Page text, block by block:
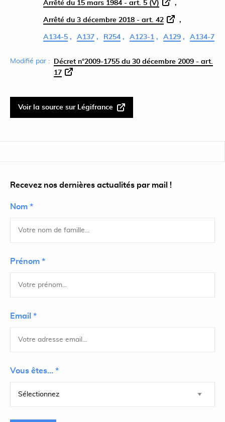
Arrêté du 15 mars 1984 - art. 5 (V)
Arrêté du 3 décembre 2018 - art. 42
A134-5 A137 R254 A123-1 A129 A134-7
Modifié par :
Décret n°2009-1755 du 30 décembre 2009 - art.
17
Voir la source sur Légifrance
Recevez nos dernières actualités par mail !
Nom *
Prénom *
Email *
Vous êtes... *